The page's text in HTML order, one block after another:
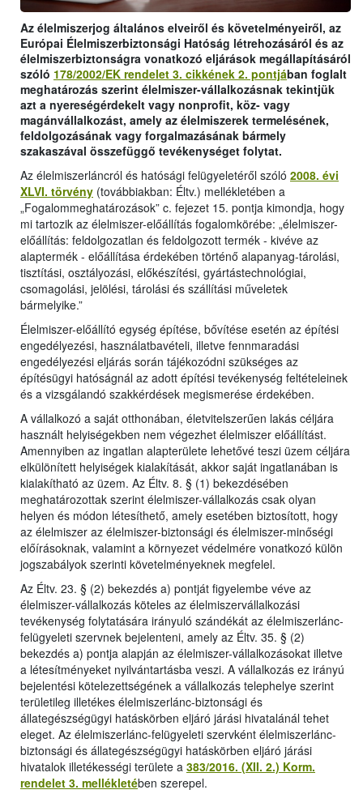
Az élelmiszerjog általános elveiről és követelményeiről, az
Európai Élelmiszerbiztonsági Hatóság létrehozásáról és az
élelmiszerbiztonságra vonatkozó eljárások megállapításáról
szóló 178/2002/EK rendelet 3. cikkének 2. pontjában foglalt
meghatározás szerint élelmiszer-vállalkozásnak tekintjük
azt a nyereségérdekelt vagy nonprofit, köz- vagy
magánvállalkozást, amely az élelmiszerek termelésének,
feldolgozásának vagy forgalmazásának bármely
szakaszával összefüggő tevékenységet folytat.
Az élelmiszerláncról és hatósági felügyeletéről szóló 2008. évi
XLVI. törvény (továbbiakban: Éltv.) mellékletében a
„Fogalommeghatározások” c. fejezet 15. pontja kimondja, hogy
mi tartozik az élelmiszer-előállítás fogalomkörébe: „élelmiszer-
előállítás: feldolgozatlan és feldolgozott termék - kivéve az
alaptermék - előállítása érdekében történő alapanyag-tárolási,
tisztítási, osztályozási, előkészítési, gyártástechnológiai,
csomagolási, jelölési, tárolási és szállítási műveletek
bármelyike.”
Élelmiszer-előállító egység építése, bővítése esetén az építési
engedélyezési, használatbavételi, illetve fennmaradási
engedélyezési eljárás során tájékozódni szükséges az
építésügyi hatóságnál az adott építési tevékenység feltételeinek
és a vizsgálandó szakkérdések megismerése érdekében.
A vállalkozó a saját otthonában, életvitelszerűen lakás céljára
használt helyiségekben nem végezhet élelmiszer előállítást.
Amennyiben az ingatlan alapterülete lehetővé teszi üzem céljára
elkülönített helyiségek kialakítását, akkor saját ingatlanában is
kialakítható az üzem. Az Éltv. 8. § (1) bekezdésében
meghatározottak szerint élelmiszer-vállalkozás csak olyan
helyen és módon létesíthető, amely esetében biztosított, hogy
az élelmiszer az élelmiszer-biztonsági és élelmiszer-minőségi
előírásoknak, valamint a környezet védelmére vonatkozó külön
jogszabályok szerinti követelményeknek megfelel.
Az Éltv. 23. § (2) bekezdés a) pontját figyelembe véve az
élelmiszer-vállalkozás köteles az élelmiszervállalkozási
tevékenység folytatására irányuló szándékát az élelmiszerlánc-
felügyeleti szervnek bejelenteni, amely az Éltv. 35. § (2)
bekezdés a) pontja alapján az élelmiszer-vállalkozásokat illetve
a létesítményeket nyilvántartásba veszi. A vállalkozás ez irányú
bejelentési kötelezettségének a vállalkozás telephelye szerint
területileg illetékes élelmiszerlánc-biztonsági és
állategészségügyi hatáskörben eljáró járási hivatalánál tehet
eleget. Az élelmiszerlánc-felügyeleti szervként élelmiszerlánc-
biztonsági és állategészségügyi hatáskörben eljáró járási
hivatalok illetékességi területe a 383/2016. (XII. 2.) Korm.
rendelet 3. mellékletében szerepel.